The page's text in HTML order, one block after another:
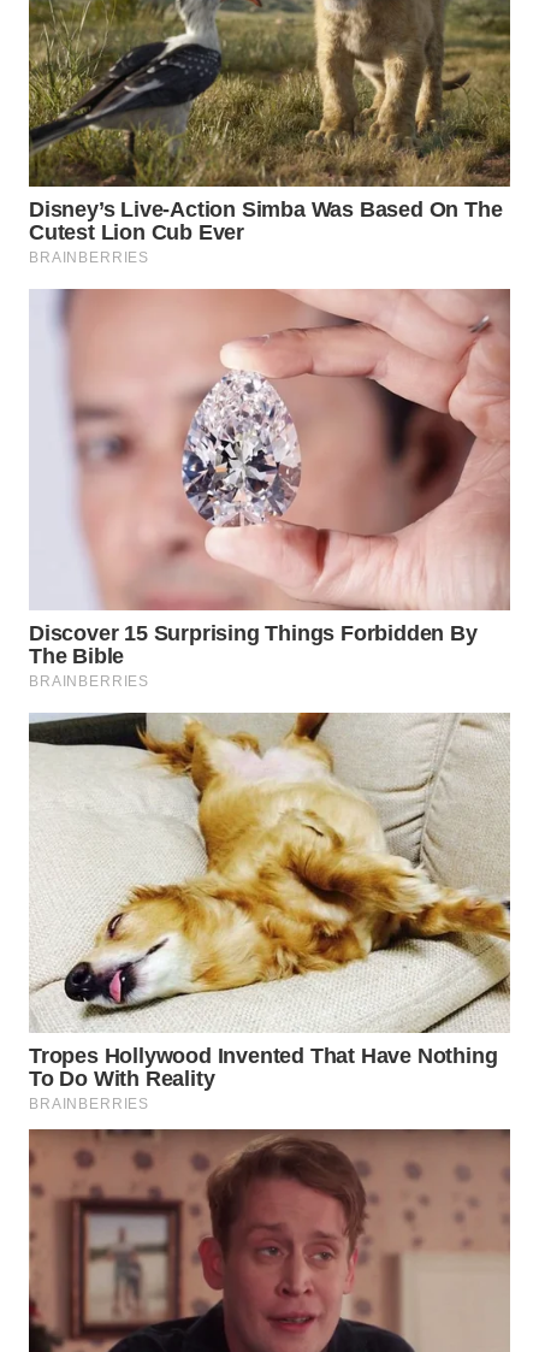
TINGGI
WN
PAKPAK
WN
KARAWANG
WN
DEPOK
TAPANULI
WN
SAMOSIR
WN
PADANG
WN
SUMEDANG
WN
CIANJUR
WN
KEPULAUAN
SERIBU
WN
TANGERANG
BINJAI
CIREBON